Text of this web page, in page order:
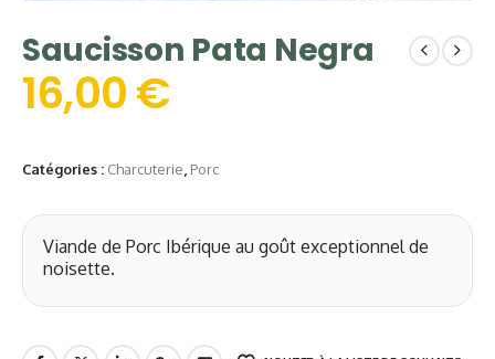
Saucisson Pata Negra
16,00€
Catégories : Charcuterie Porc
Viande de Porc Ibérique au goût exceptionnel de
noisette.